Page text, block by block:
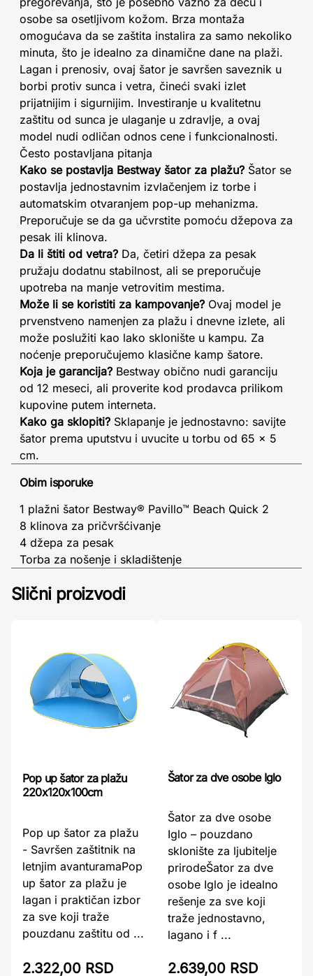
osobe sa osetljivom kožom. Brza montaža
omogućava da se zaštita instalira za samo nekoliko
minuta, što je idealno za dinamične dane na plaži.
Lagan i prenosiv, ovaj šator je savršen saveznik u
borbi protiv sunca i vetra, čineći svaki izlet
prijatnijim i sigurnijim. Investiranje u kvalitetnu
zaštitu od sunca je ulaganje u zdravlje, a ovaj
model nudi odličan odnos cene i funkcionalnosti.
Često postavljana pitanja
Kako se postavlja Bestway šator za plažu? Šator se
postavlja jednostavnim izvlačenjem iz torbe i
automatskim otvaranjem pop-up mehanizma.
Preporučuje se da ga učvrstite pomoću džepova za
pesak ili klinova.
Da li štiti od vetra? Da, četiri džepa za pesak
pružaju dodatnu stabilnost, ali se preporučuje
upotreba na manje vetrovitim mestima.
Može li se koristiti za kampovanje? Ovaj model je
prvenstveno namenjen za plažu i dnevne izlete, ali
može poslužiti kao lako sklonište u kampu. Za
noćenje preporučujemo klasične kamp šatore.
Koja je garancija? Bestway obično nudi garanciju
od 12 meseci, ali proverite kod prodavca prilikom
kupovine putem interneta.
Kako ga sklopiti? Sklapanje je jednostavno: savijte
šator prema uputstvu i uvucite u torbu od 65 x 5
cm.
Obim isporuke
1 plažni šator Bestway® Pavillo™ Beach Quick 2
8 klinova za pričvršćivanje
4 džepa za pesak
Torba za nošenje i skladištenje
Slični proizvodi
Pop up šator za plažu
220x120x100cm
Pop up šator za plažu
- Savršen zaštitnik na
letnjim avanturamaPop
up šator za plažu je
lagan i praktičan izbor
za sve koji traže
pouzdanu zaštitu od ...
2.322,00 RSD
Šator za dve osobe Iglo
Šator za dve osobe
Iglo – pouzdano
sklonište za ljubitelje
prirodeŠator za dve
osobe Iglo je idealno
rešenje za sve koji
traže jednostavno,
lagano i f ...
2.639,00 RSD